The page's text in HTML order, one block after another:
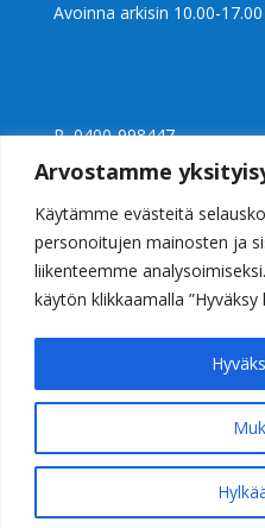
Arvostamme
Käytämme evästeitä
personoitujen mainosten ja
liikenteemme
käytön klikkaamalla ”Hyväksy
Avoinna arkisin 10.00-17.00
P 0400-998447
Ly 2397240-0
Valaisinkauppa
© 2026 Casalight Oy.